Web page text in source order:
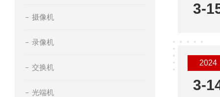
摄像机
录像机
交换机
光端机
3-
2024
3-